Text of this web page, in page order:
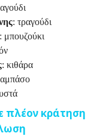
: τραγούδι
: μπουζούκι
: κιθάρα
πλέον κράτηση